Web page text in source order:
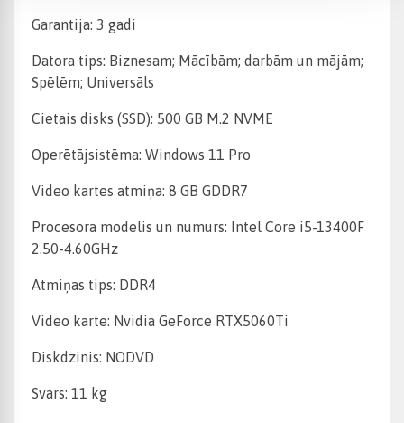
Garantija: 3 gadi
Datora tips: Biznesam; Mācībām; darbām un mājām;
Spēlēm; Universāls
Cietais disks (SSD): 500 GB M.2 NVME
Operētājsistēma: Windows 11 Pro
Video kartes atmiņa: 8 GB GDDR7
Procesora modelis un numurs: Intel Core i5-13400F
2.50-4.60GHz
Atmiņas tips: DDR4
Video karte: Nvidia GeForce RTX5060Ti
Diskdzinis: NODVD
Svars: 11 kg